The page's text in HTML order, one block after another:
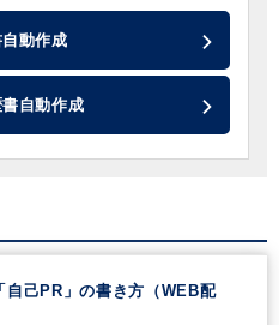
動作成
自動作成
自己PR」の書き方（WEB配